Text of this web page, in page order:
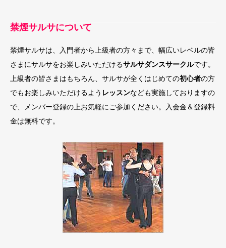
禁煙サルサについて
禁煙サルサは、入門者から上級者の方々まで、幅広いレベルの皆
さまにサルサをお楽しみいただけるサルサダンスサークルです。
上級者の皆さまはもちろん、サルサが全くはじめての初心者の方
でもお楽しみいただけるよう レッスンなども実施しておりますの
で、メンバー登録の上お気軽にご参加ください。入会金＆登録料
金は無料です。